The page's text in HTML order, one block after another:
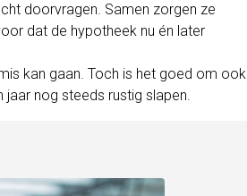
doorvragen. Samen zorgen ze
dat de hypotheek nu én later
kan gaan. Toch is het goed om ook
jaar nog steeds rustig slapen.